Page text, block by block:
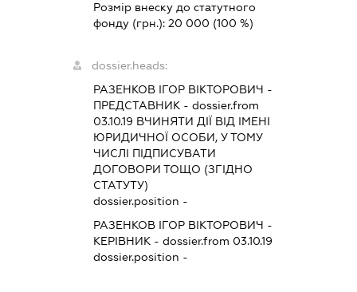
Розмір внеску до статутного
фонду (грн.):20 000 (100 %)
dossier.heads:
РАЗЕНКОВ ІГОР ВІКТОРОВИЧ -
ПРЕДСТАВНИК - dossier.from
03.10.19 ВЧИНЯТИ ДІЇ ВІД ІМЕНІ
ЮРИДИЧНОЇ ОСОБИ, У ТОМУ
ЧИСЛІ ПІДПИСУВАТИ
ДОГОВОРИ ТОЩО (ЗГІДНО
СТАТУТУ)
dossier.position -
РАЗЕНКОВ ІГОР ВІКТОРОВИЧ -
КЕРІВНИК - dossier.from 03.10.19
dossier.position -